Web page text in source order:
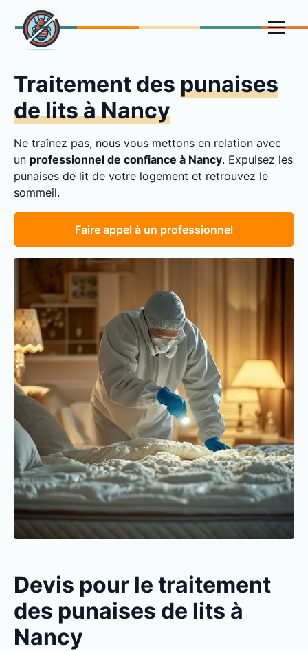
Traitement des punaises
de lits à Nancy
Ne traînez pas, nous vous mettons en relation avec
un professionnel de confiance à Nancy. Expulsez les
punaises de lit de votre logement et retrouvez le
sommeil.
Faire appel à un professionnel
Devis pour le traitement
des punaises de lits à
Nancy